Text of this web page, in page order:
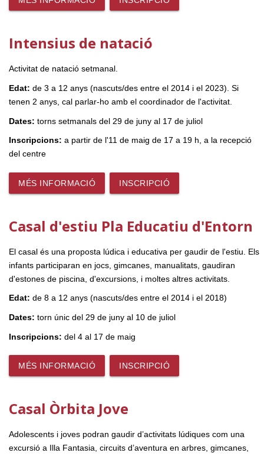
Intensius de natació
Activitat de natació setmanal.
Edat: de 3 a 12 anys (nascuts/des entre el 2014 i el 2023). Si
tenen 2 anys, cal parlar-ho amb el coordinador de l'activitat.
Dates: torns setmanals del 29 de juny al 17 de juliol
Inscripcions: a partir de l'11 de maig de 17 a 19 h, a la recepció
del centre
MÉS INFORMACIÓ INSCRIPCIÓ
Casal d'estiu Pla Educatiu d'Entorn
El casal és una proposta lúdica i educativa per gaudir de l'estiu. Els
infants participaran en jocs, gimcanes, manualitats, gaudiran
d'estones de piscina, d'excursions, i moltes altres activitats.
Edat: de 8 a 12 anys (nascuts/des entre el 2014 i el 2018)
Dates: torn únic del 29 de juny al 10 de juliol
Inscripcions: del 4 al 17 de maig
MÉS INFORMACIÓ INSCRIPCIÓ
Casal Òrbita Jove
Adolescents i joves podran gaudir d’activitats lúdiques com una
excursió a Illa Fantasia, circuits d’aventura en arbres, gimcanes,